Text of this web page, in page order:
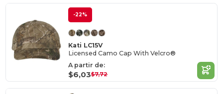
-22%
Kati LC15V
Licensed Camo Cap With Velcro®
A partir de:
$6,03$7,72